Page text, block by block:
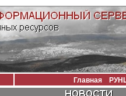
Главная